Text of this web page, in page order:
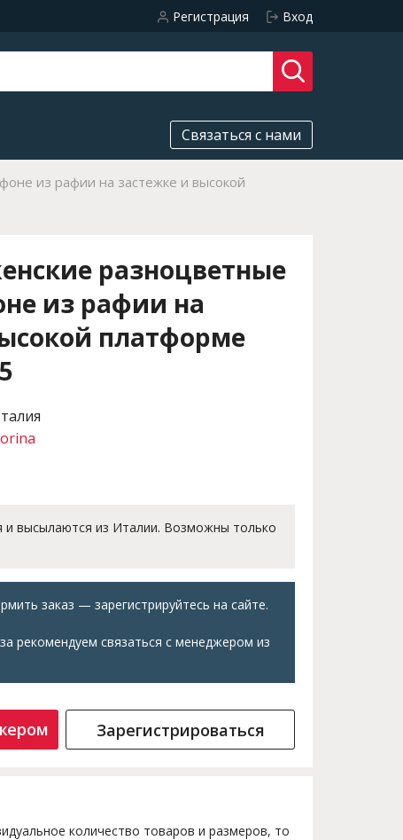
Регистрация Вход
Связаться с нами
из рафии на застежке и высокой
разноцветные
из рафии на
платформе
и высылаются из Италии. Возможны только
заказ — зарегистрируйтесь на сайте.
рекомендуем связаться с менеджером из
Зарегистрироваться
количество товаров и размеров, то